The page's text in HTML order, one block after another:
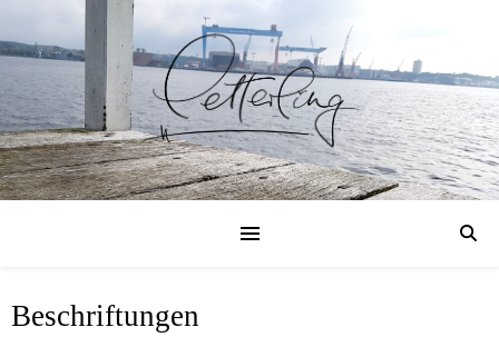
Beschriftungen